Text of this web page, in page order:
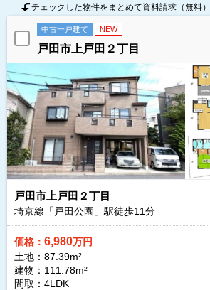
チェックした物件をまとめて資料請求（無料）
中古一戸建て NEW
戸田市上戸田２丁目
戸田市上戸田２丁目
埼京線「戸田公園」駅徒歩11分
価格： 6,980万円
土地：87.39m²
建物：111.78m²
間取：4LDK